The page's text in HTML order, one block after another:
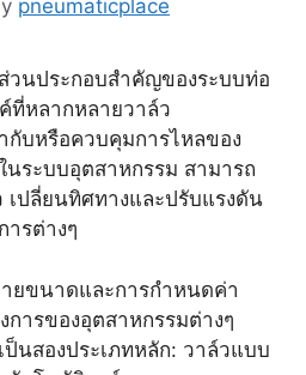
pneumaticplace
วนประกอบสำคัญของระบบท่อ
ที่หลากหลายวาล์ว
กับหรือควบคุมการไหลของ
นระบบอุตสาหกรรม สามารถ
เปลี่ยนทิศทางและปรับแรงดัน
ารต่างๆ
ยขนาดและการกำหนดค่า
ารของอุตสาหกรรมต่างๆ
ป็นสองประเภทหลัก: วาล์วแบบ